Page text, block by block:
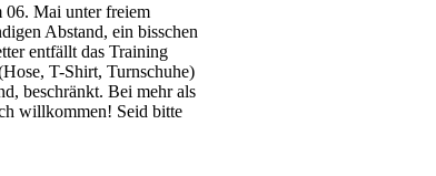
06. Mai unter freiem
Abstand, ein bisschen
entfällt das Training
T-Shirt, Turnschuhe)
beschränkt. Bei mehr als
willkommen! Seid bitte